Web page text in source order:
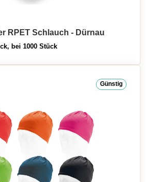
RPET Schlauch - Dürnau
bei 1000 Stück
Günstig